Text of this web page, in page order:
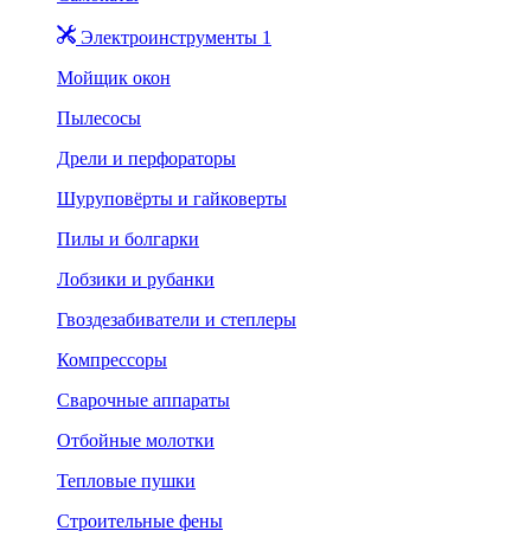
Электроинструменты 1
Мойщик окон
Пылесосы
Дрели и перфораторы
Шуруповёрты и гайковерты
Пилы и болгарки
Лобзики и рубанки
Гвоздезабиватели и степлеры
Компрессоры
Сварочные аппараты
Отбойные молотки
Тепловые пушки
Строительные фены